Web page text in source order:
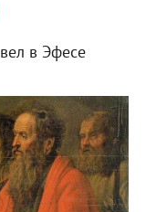
в Эфесе